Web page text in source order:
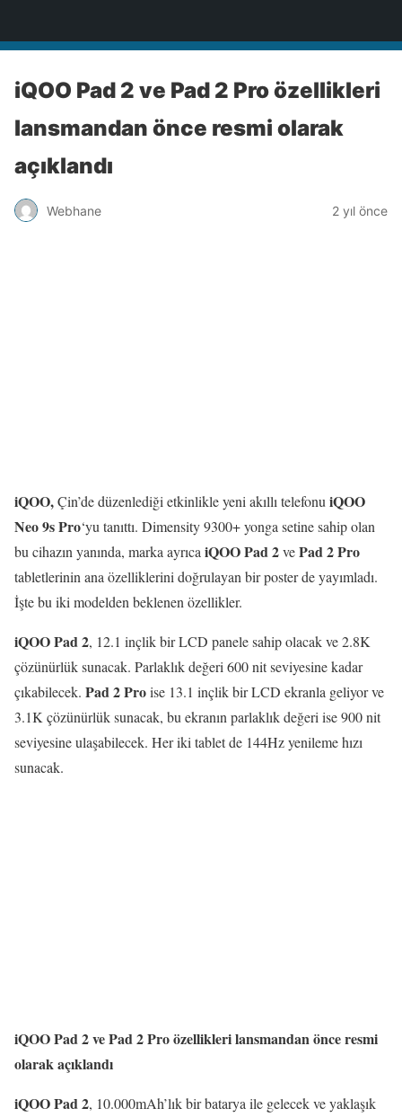
iQOO Pad 2 ve Pad 2 Pro özellikleri
lansmandan önce resmi olarak
açıklandı
Webhane 2 yıl önce
iQOO,Çin’de düzenlediği etkinlikle yeni akıllı telefonu iQOO
Neo 9s Pro‘yu tanıttı. Dimensity 9300+ yonga setine sahip olan
bu cihazın yanında, marka ayrıca iQOO Pad 2vePad 2 Pro
tabletlerinin ana özelliklerini doğrulayan bir poster de yayımladı.
İşte bu iki modelden beklenen özellikler.
iQOO Pad 2, 12.1 inçlik bir LCD panele sahip olacak ve 2.8K
çözünürlük sunacak. Parlaklık değeri 600 nit seviyesine kadar
çıkabilecek. Pad 2 Proise 13.1 inçlik bir LCD ekranla geliyor ve
3.1K çözünürlük sunacak, bu ekranın parlaklık değeri ise 900 nit
seviyesine ulaşabilecek. Her iki tablet de 144Hz yenileme hızı
sunacak.
iQOO Pad 2 ve Pad 2 Pro özellikleri lansmandan önce resmi
olarak açıklandı
iQOO Pad 2, 10.000mAh’lık bir batarya ile gelecek ve yaklaşık